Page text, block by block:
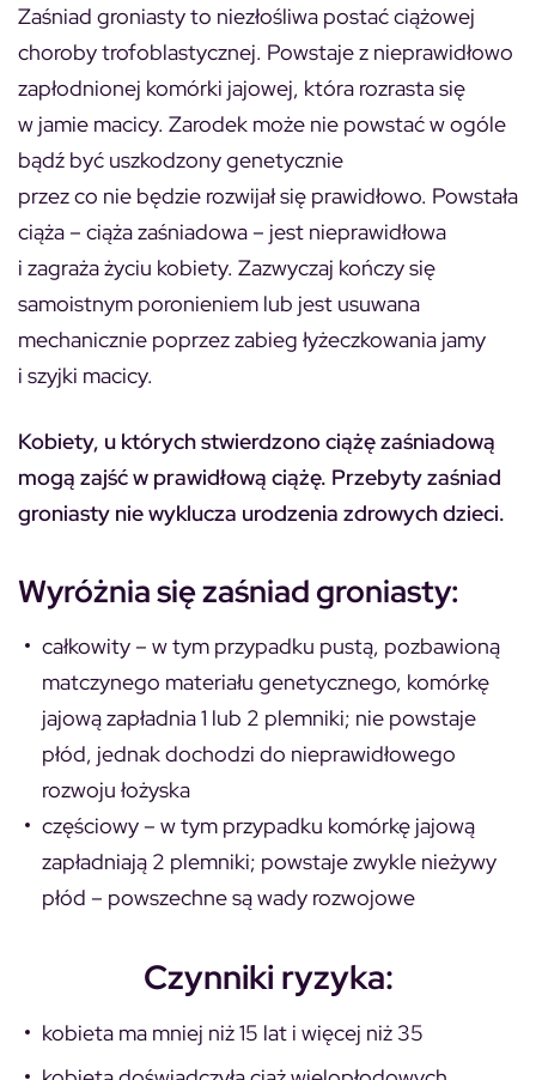
Zaśniad groniasty to niezłośliwa postać ciążowej
choroby trofoblastycznej. Powstaje z nieprawidłowo
zapłodnionej komórki jajowej, która rozrasta się
w jamie macicy. Zarodek może nie powstać w ogóle
bądź być uszkodzony genetycznie
przez co nie będzie rozwijał się prawidłowo. Powstała
ciąża – ciąża zaśniadowa – jest nieprawidłowa
i zagraża życiu kobiety. Zazwyczaj kończy się
samoistnym poronieniem lub jest usuwana
mechanicznie poprzez zabieg łyżeczkowania jamy
i szyjki macicy.
Kobiety, u których stwierdzono ciążę zaśniadową
mogą zajść w prawidłową ciążę. Przebyty zaśniad
groniasty nie wyklucza urodzenia zdrowych dzieci.
Wyróżnia się zaśniad groniasty:
całkowity – w tym przypadku pustą, pozbawioną
matczynego materiału genetycznego, komórkę
jajową zapładnia 1 lub 2 plemniki; nie powstaje
płód, jednak dochodzi do nieprawidłowego
rozwoju łożyska
częściowy – w tym przypadku komórkę jajową
zapładniają 2 plemniki; powstaje zwykle nieżywy
płód – powszechne są wady rozwojowe
Czynniki ryzyka:
kobieta ma mniej niż 15 lat i więcej niż 35